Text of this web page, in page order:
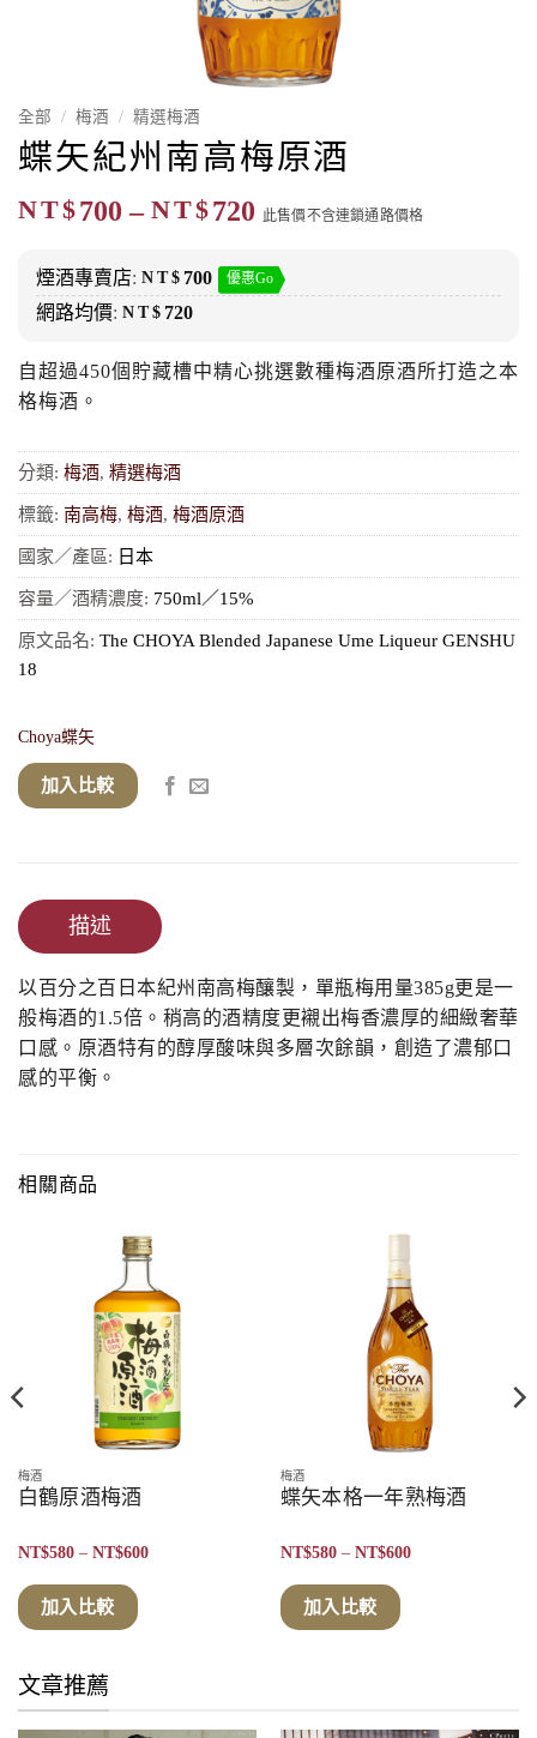
全部 / 梅酒 / 精選梅酒
蝶矢紀州南高梅原酒
NT$700 – NT$720 價
範
圍：
到
NT$720
此售價不含連鎖通路價格
煙酒專賣店: NT$ 700 優惠Go
網路均價: NT$ 720
自超過450個貯藏槽中精心挑選數種梅酒原酒所打造之本
格梅酒。
分類: 梅酒, 精選梅酒
標籤: 南高梅, 梅酒, 梅酒原酒
國家／產區: 日本
容量／酒精濃度: 750ml／15%
原文品名: The CHOYA Blended Japanese Ume Liqueur GENSHU
18
Choya蝶矢
加入比較
描述
以百分之百日本紀州南高梅釀製，單瓶梅用量385g更是一
般梅酒的1.5倍。稍高的酒精度更襯出梅香濃厚的細緻奢華
口感。原酒特有的醇厚酸味與多層次餘韻，創造了濃郁口
感的平衡。
相關商品
梅酒
白鶴原酒梅酒
NT$580 – NT$600價
加入比較
梅酒
蝶矢本格一年熟梅酒
NT$580 – NT$600價
加入比較
文章推薦